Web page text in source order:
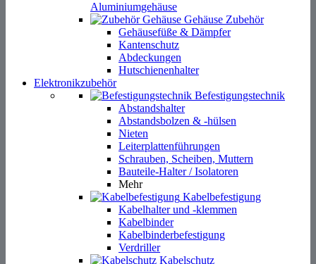
Aluminiumgehäuse
Gehäuse Zubehör
Gehäusefüße & Dämpfer
Kantenschutz
Abdeckungen
Hutschienenhalter
Elektronikzubehör
Befestigungstechnik
Abstandshalter
Abstandsbolzen & -hülsen
Nieten
Leiterplattenführungen
Schrauben, Scheiben, Muttern
Bauteile-Halter / Isolatoren
Mehr
Kabelbefestigung
Kabelhalter und -klemmen
Kabelbinder
Kabelbinderbefestigung
Verdriller
Kabelschutz